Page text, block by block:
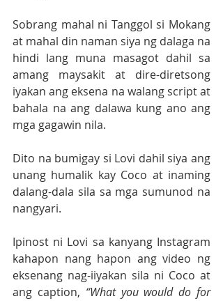
Sobrang mahal ni Tanggol si Mokang
at mahal din naman siya ng dalaga na
hindi lang muna masagot dahil sa
amang maysakit at dire-diretsong
iyakan ang eksena na walang script at
bahala na ang dalawa kung ano ang
mga gagawin nila.
Dito na bumigay si Lovi dahil siya ang
unang humalik kay Coco at inaming
dalang-dala sila sa mga sumunod na
nangyari.
Ipinost ni Lovi sa kanyang Instagram
kahapon nang hapon ang video ng
eksenang nag-iiyakan sila ni Coco at
ang caption, “What you would do for